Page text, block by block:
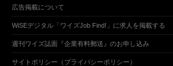
広告掲載について
WiSEデジタル「ワイズJob Find!」に求人を掲載する
週刊ワイズ誌面『企業有料郵送』のお申し込み
サイトポリシー（プライバシーポリシー）